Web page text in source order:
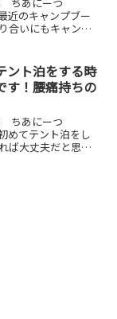
近のキャンプブー
合いにもキャンプ
プ道具ってどこで
ント泊をする時
す！腰痛持ちの
ちあにーつ
めてテント泊をし
ば大丈夫だと思っ